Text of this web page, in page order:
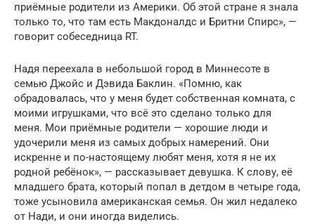
приёмные родители из Америки. Об этой стране я знала
только то, что там есть Макдоналдс и Бритни Спирс», —
говорит собеседница RT.
Надя переехала в небольшой город в Миннесоте в
семью Джойс и Дэвида Баклин. «Помню, как
обрадовалась, что у меня будет собственная комната, с
моими игрушками, что всё это сделано только для
меня. Мои приёмные родители — хорошие люди и
удочерили меня из самых добрых намерений. Они
искренне и по-настоящему любят меня, хотя я не их
родной ребёнок», — рассказывает девушка. К слову, её
младшего брата, который попал в детдом в четыре года,
тоже усыновила американская семья. Он жил недалеко
от Нади, и они иногда виделись.